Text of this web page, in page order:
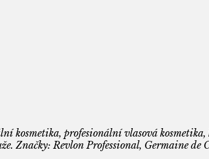
kosmetika, profesionální vlasová
Značky: Revlon Professional, Germaine